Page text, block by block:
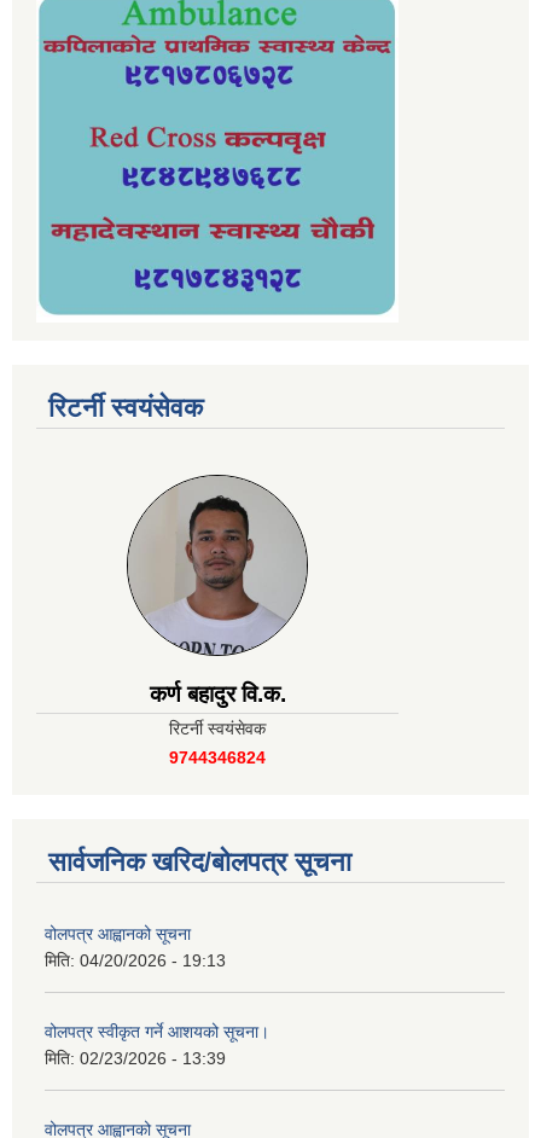
रिटर्नी स्वयंसेवक
कर्ण बहादुर वि.क.
रिटर्नी स्वयंसेवक
9744346824
सार्वजनिक खरिद/बोलपत्र सूचना
वोलपत्र आह्वानको सूचना
मिति: 04/20/2026 - 19:13
वोलपत्र स्वीकृत गर्ने आशयको सूचना।
मिति: 02/23/2026 - 13:39
वोलपत्र आह्वानको सूचना